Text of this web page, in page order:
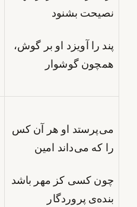
نصیحت بشنود
پند را آویزد او بر گوش،
همچون گوشوار
می‌پرستد او هر آن کس
را که می‌داند امین
چون کسی کز مهر باشد
بنده‌ی پروردگار